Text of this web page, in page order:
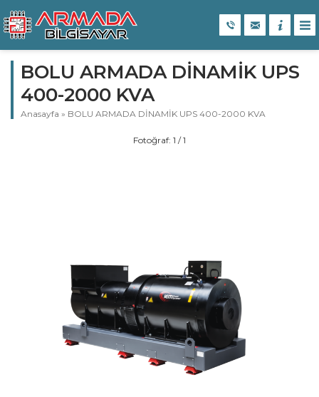
BOLU ARMADA DİNAMİK UPS
400-2000 KVA
Anasayfa » BOLU ARMADA DİNAMİK UPS 400-2000 KVA
Fotoğraf: 1 / 1